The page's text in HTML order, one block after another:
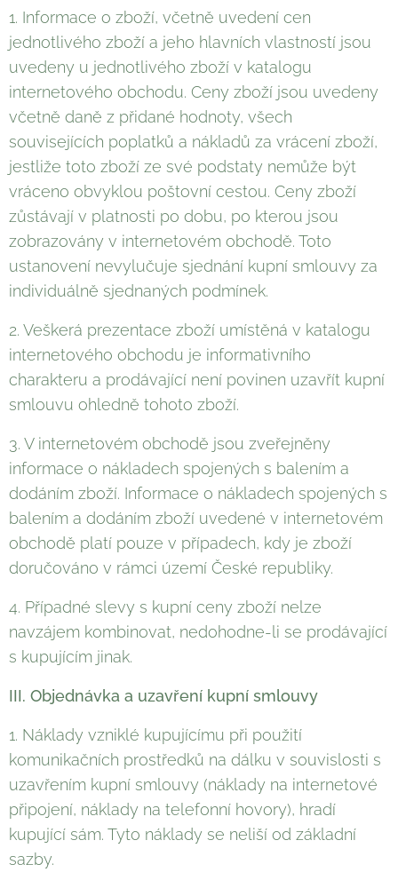
1. Informace o zboží, včetně uvedení cen
jednotlivého zboží a jeho hlavních vlastností jsou
uvedeny u jednotlivého zboží v katalogu
internetového obchodu. Ceny zboží jsou uvedeny
včetně daně z přidané hodnoty, všech
souvisejících poplatků a nákladů za vrácení zboží,
jestliže toto zboží ze své podstaty nemůže být
vráceno obvyklou poštovní cestou. Ceny zboží
zůstávají v platnosti po dobu, po kterou jsou
zobrazovány v internetovém obchodě. Toto
ustanovení nevylučuje sjednání kupní smlouvy za
individuálně sjednaných podmínek.
2. Veškerá prezentace zboží umístěná v katalogu
internetového obchodu je informativního
charakteru a prodávající není povinen uzavřít kupní
smlouvu ohledně tohoto zboží.
3. V internetovém obchodě jsou zveřejněny
informace o nákladech spojených s balením a
dodáním zboží. Informace o nákladech spojených s
balením a dodáním zboží uvedené v internetovém
obchodě platí pouze v případech, kdy je zboží
doručováno v rámci území České republiky.
4. Případné slevy s kupní ceny zboží nelze
navzájem kombinovat, nedohodne-li se prodávající
s kupujícím jinak.
III. Objednávka a uzavření kupní smlouvy
1. Náklady vzniklé kupujícímu při použití
komunikačních prostředků na dálku v souvislosti s
uzavřením kupní smlouvy (náklady na internetové
připojení, náklady na telefonní hovory), hradí
kupující sám. Tyto náklady se neliší od základní
sazby.